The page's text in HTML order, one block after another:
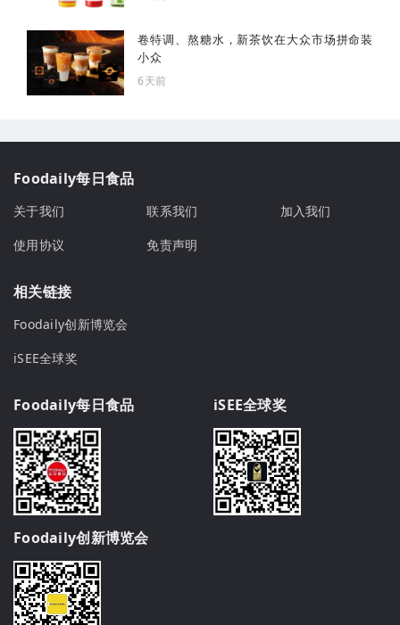
卷特调、熬糖水，新茶饮在大众市场拼命装
小众
6天前
Foodaily每日食品
关于我们 联系我们
加入我们
使用协议
免责声明
相关链接
Foodaily创新博览会
iSEE全球奖
Foodaily每日食品 iSEE全球奖
Foodaily创新博览会